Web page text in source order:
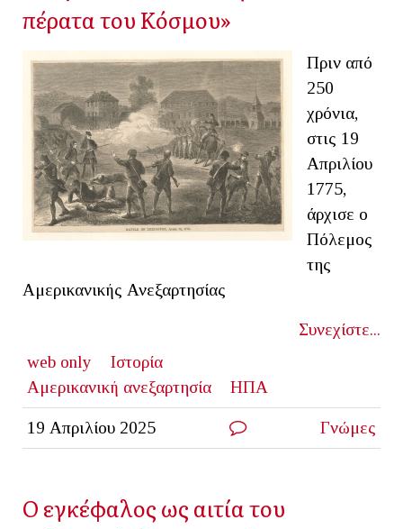
πέρατα του Κόσμου»
Πριν από
250
χρόνια,
στις 19
Απριλίου
1775,
άρχισε ο
Πόλεμος
της
Αμερικανικής Ανεξαρτησίας
Συνεχίστε...
web only
Ιστορία
Αμερικανική ανεξαρτησία
ΗΠΑ
19 Απριλίου 2025 Γνώμες
Ο εγκέφαλος ως αιτία του